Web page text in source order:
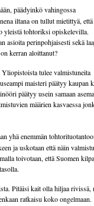
päädyinkö vahingossa
iltana on tullut mietittyä,
yleistä tohtoriksi opiskelevilla.
asioita perinpohjaisesti sekä
kerran aloittanut?
tulee valmistuneita
maisteri päätyy kaupan
päätyy usein samaan
määrien kasvaessa
yhä enemmän
ja uskotaan että näin
toivotaan, että Suomen
Pitäisi kait olla hiljaa rivissä,
ratkaisu koko ongelmaan.